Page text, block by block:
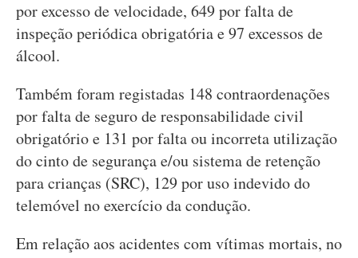
por excesso de velocidade, 649 por falta de
inspeção periódica obrigatória e 97 excessos de
álcool.
Também foram registadas 148 contraordenações
por falta de seguro de responsabilidade civil
obrigatório e 131 por falta ou incorreta utilização
do cinto de segurança e/ou sistema de retenção
para crianças (SRC), 129 por uso indevido do
telemóvel no exercício da condução.
Em relação aos acidentes com vítimas mortais, no